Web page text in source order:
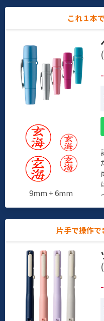
これ１本
9mm + 6mm
(
片手で操作で
(